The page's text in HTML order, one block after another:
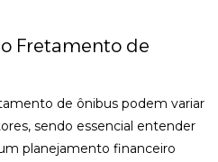
Fretamento de
de ônibus podem variar
sendo essencial entender
planejamento financeiro